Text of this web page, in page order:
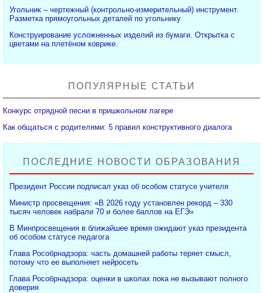
Угольник – чертежный (контрольно-измерительный) инструмент.
Разметка прямоугольных деталей по угольнику
Конструирование усложненных изделий из бумаги. Открытка с
цветами на плетёном коврике.
ПОПУЛЯРНЫЕ СТАТЬИ
Конкурс отрядной песни в пришкольном лагере
Как общаться с родителями: 5 правил конструктивного диалога
ПОСЛЕДНИЕ НОВОСТИ ОБРАЗОВАНИЯ
Президент России подписал указ об особом статусе учителя
Министр просвещения: «В 2026 году установлен рекорд – 330
тысяч человек набрали 70 и более баллов на ЕГЭ»
В Минпросвещения в ближайшее время ожидают указ президента
об особом статусе педагога
Глава Рособрнадзора: часть домашней работы теряет смысл,
потому что ее выполняет нейросеть
Глава Рособрнадзора: оценки в школах пока не вызывают полного
доверия